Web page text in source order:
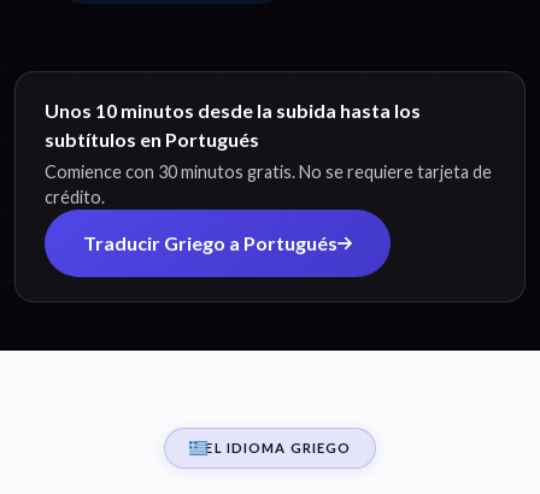
Unos 10 minutos desde la subida hasta los
subtítulos en Portugués
Comience con 30 minutos gratis. No se requiere tarjeta de
crédito.
Traducir Griego a Portugués
EL IDIOMA GRIEGO